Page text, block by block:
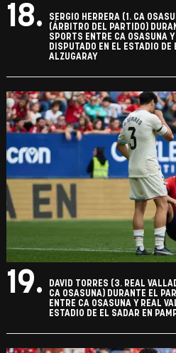
18.
SERGIO HERRERA (1. CA
(ÁRBITRO DEL PARTIDO)
SPORTS ENTRE CA OSASUNA
DISPUTADO EN EL ESTADIO
ALZUGARAY
19.
DAVID TORRES (3. REAL
CA OSASUNA) DURANTE EL
ENTRE CA OSASUNA Y REAL
ESTADIO DE EL SADAR EN